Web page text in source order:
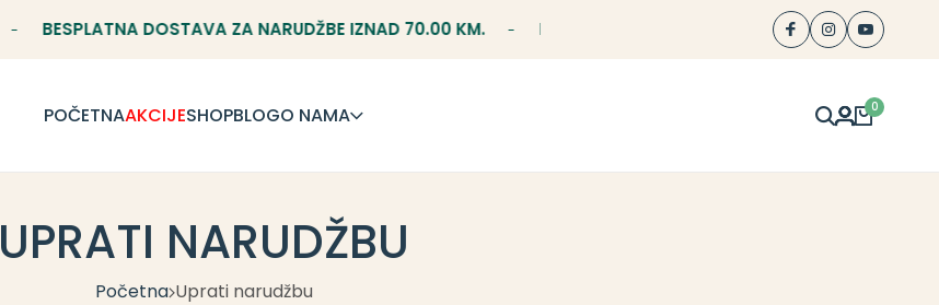
BESPLATNA DOSTAVA ZA NARUDŽBE IZNAD 70.00 KM. BESPLATNA DOSTAVA ZA NARUDŽBE IZNAD 70.00
POČETNAAKCIJESHOPBLOGO NAMA 0
UPRATI NARUDŽBU
Početna Uprati narudžbu